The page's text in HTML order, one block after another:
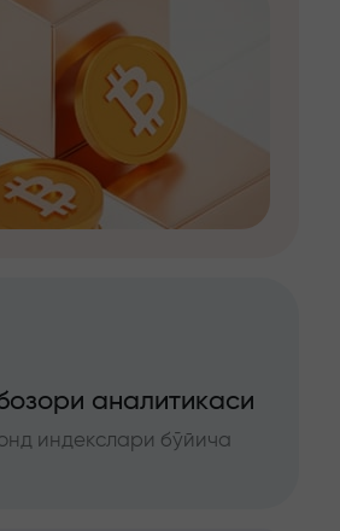
аналитикаси
индекслари бўйича